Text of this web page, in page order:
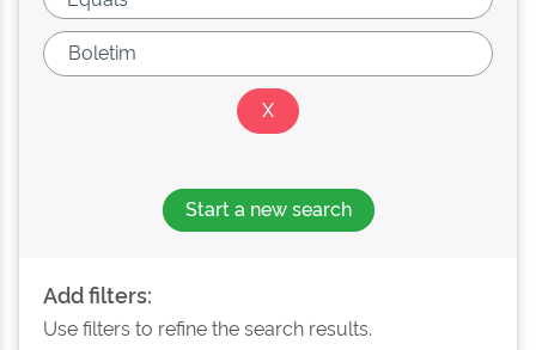
Start a new search
Add filters:
Use filters to refine the search results.